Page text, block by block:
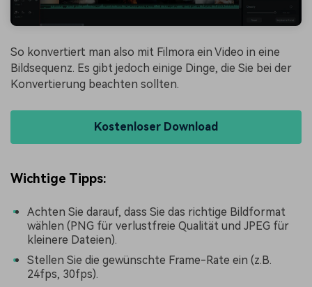
So konvertiert man also mit Filmora ein Video in eine
Bildsequenz. Es gibt jedoch einige Dinge, die Sie bei der
Konvertierung beachten sollten.
Kostenloser Download
Wichtige Tipps:
Achten Sie darauf, dass Sie das richtige Bildformat
wählen (PNG für verlustfreie Qualität und JPEG für
kleinere Dateien).
Stellen Sie die gewünschte Frame-Rate ein (z.B.
24fps, 30fps).